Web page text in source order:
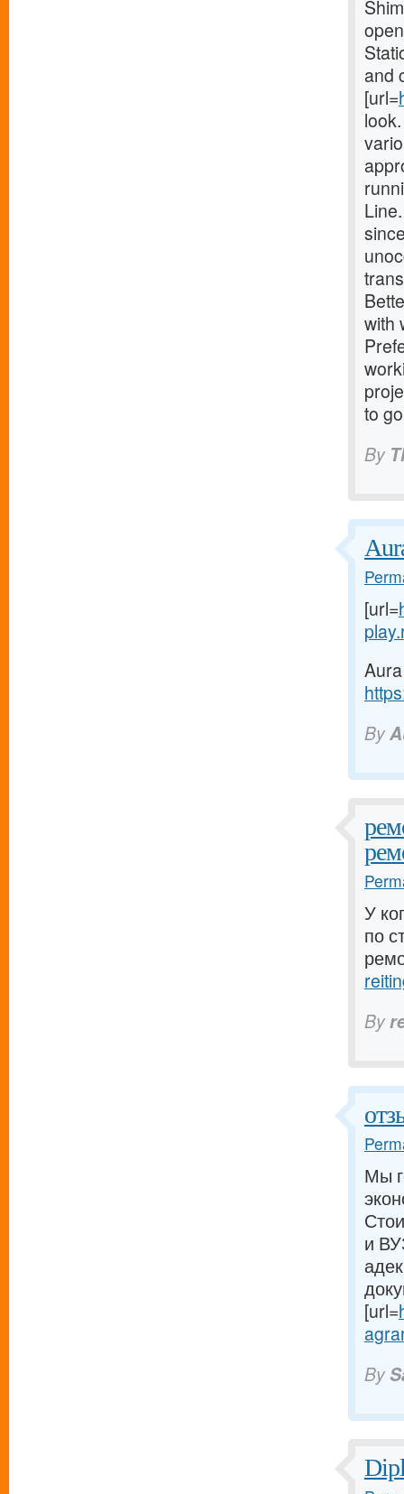
and
[url=
with
to
By
[url=
By
У
по
By
Мы
и
[url=
By